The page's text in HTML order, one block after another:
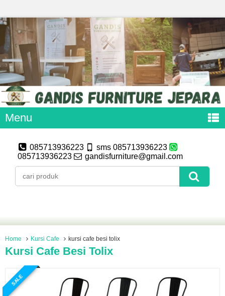
Menu
085713936223
sms 085713936223
085713936223
gandisfurniture@gmail.com
Home Kursi Cafe kursi cafe besi tolix
Kursi Cafe Besi Tolix
SALE